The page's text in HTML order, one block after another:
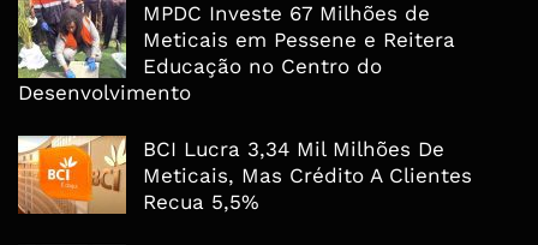
MPDC Investe 67 Milhões de
Meticais em Pessene e Reitera
Educação no Centro do
Desenvolvimento
BCI Lucra 3,34 Mil Milhões De
Meticais, Mas Crédito A Clientes
Recua 5,5%